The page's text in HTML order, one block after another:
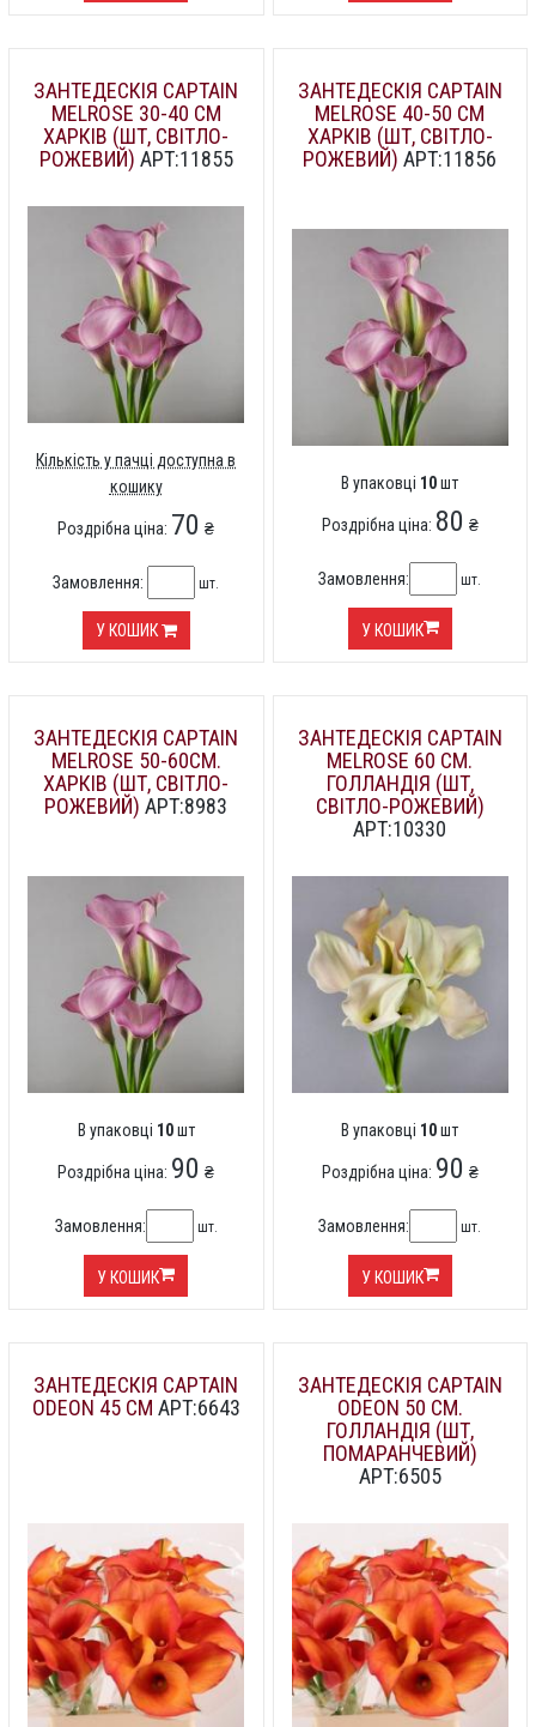
ЗАНТЕДЕСКІЯ CAPTAIN
MELROSE 30-40 СМ
ХАРКІВ (ШТ, СВІТЛО-
РОЖЕВИЙ) АРТ:11855
Кількість у пачці доступна в
кошику
Роздрібна ціна: 70 ₴
Замовлення: шт.
У КОШИК
ЗАНТЕДЕСКІЯ CAPTAIN
MELROSE 40-50 СМ
ХАРКІВ (ШТ, СВІТЛО-
РОЖЕВИЙ) АРТ:11856
В упаковці 10шт
Роздрібна ціна: 80 ₴
Замовлення: шт.
У КОШИК
ЗАНТЕДЕСКІЯ CAPTAIN
MELROSE 50-60СМ.
ХАРКІВ (ШТ, СВІТЛО-
РОЖЕВИЙ) АРТ:8983
В упаковці 10шт
Роздрібна ціна: 90 ₴
Замовлення: шт.
У КОШИК
ЗАНТЕДЕСКІЯ CAPTAIN
MELROSE 60 СМ.
ГОЛЛАНДІЯ (ШТ,
СВІТЛО-РОЖЕВИЙ)
АРТ:10330
В упаковці 10шт
Роздрібна ціна: 90 ₴
Замовлення: шт.
У КОШИК
ЗАНТЕДЕСКІЯ CAPTAIN
ODEON 45 СМ АРТ:6643
ЗАНТЕДЕСКІЯ CAPTAIN
ODEON 50 СМ.
ГОЛЛАНДІЯ (ШТ,
ПОМАРАНЧЕВИЙ)
АРТ:6505